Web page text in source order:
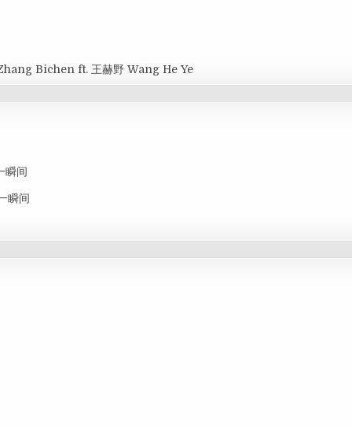
Bichen ft. 王赫野 Wang He Ye
瞬间
瞬间